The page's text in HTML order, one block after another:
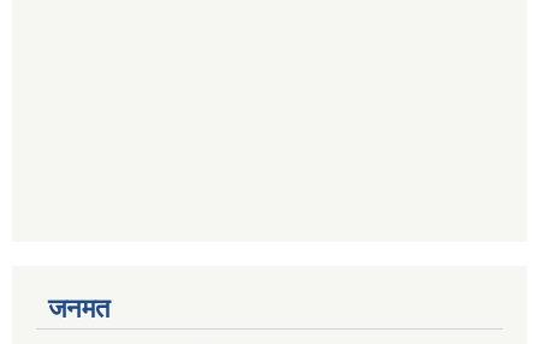
जनमत